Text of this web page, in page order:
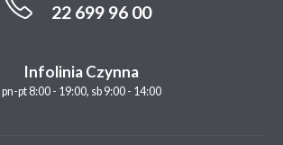
22 699 96 00
Infolinia Czynna
pn-pt 8:00 - 19:00, sb 9:00 - 14:00